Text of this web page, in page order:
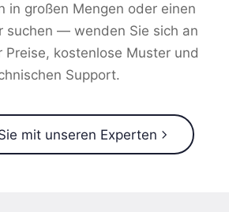
in großen Mengen oder einen
suchen — wenden Sie sich an
Preise, kostenlose Muster und
Support.
mit unseren Experten